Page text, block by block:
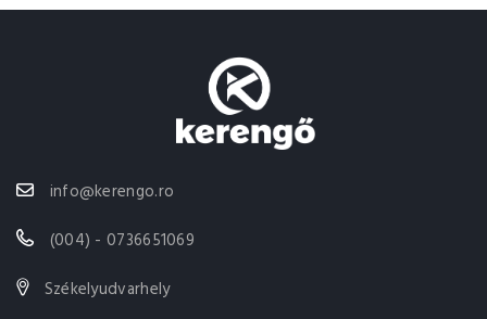
info@kerengo.ro
(004) - 0736651069
Székelyudvarhely